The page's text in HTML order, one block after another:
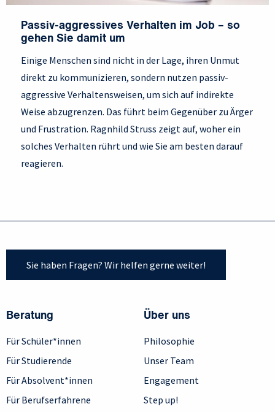
Passiv-aggressives Verhalten im Job – so
gehen Sie damit um
Einige Menschen sind nicht in der Lage, ihren Unmut
direkt zu kommunizieren, sondern nutzen passiv-
aggressive Verhaltensweisen, um sich auf indirekte
Weise abzugrenzen. Das führt beim Gegenüber zu Ärger
und Frustration. Ragnhild Struss zeigt auf, woher ein
solches Verhalten rührt und wie Sie am besten darauf
reagieren.
Sie haben Fragen? Wir helfen gerne weiter!
Beratung
Für Schüler*innen
Für Studierende
Für Absolvent*innen
Für Berufserfahrene
Über uns
Philosophie
Unser Team
Engagement
Step up!